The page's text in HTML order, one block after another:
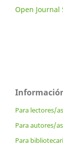
Open Journal
Para lectores/as
Para autores/as
Para